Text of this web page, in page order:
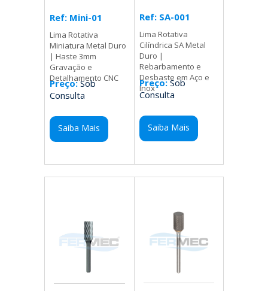
Ref: Mini-01
Lima Rotativa
Miniatura Metal Duro
| Haste 3mm
Gravação e
Detalhamento CNC
Preço:Sob
Consulta
Saiba Mais
Ref: SA-001
Lima Rotativa
Cilíndrica SA Metal
Duro |
Rebarbamento e
Desbaste em Aço e
Inox
Preço:Sob
Consulta
Saiba Mais